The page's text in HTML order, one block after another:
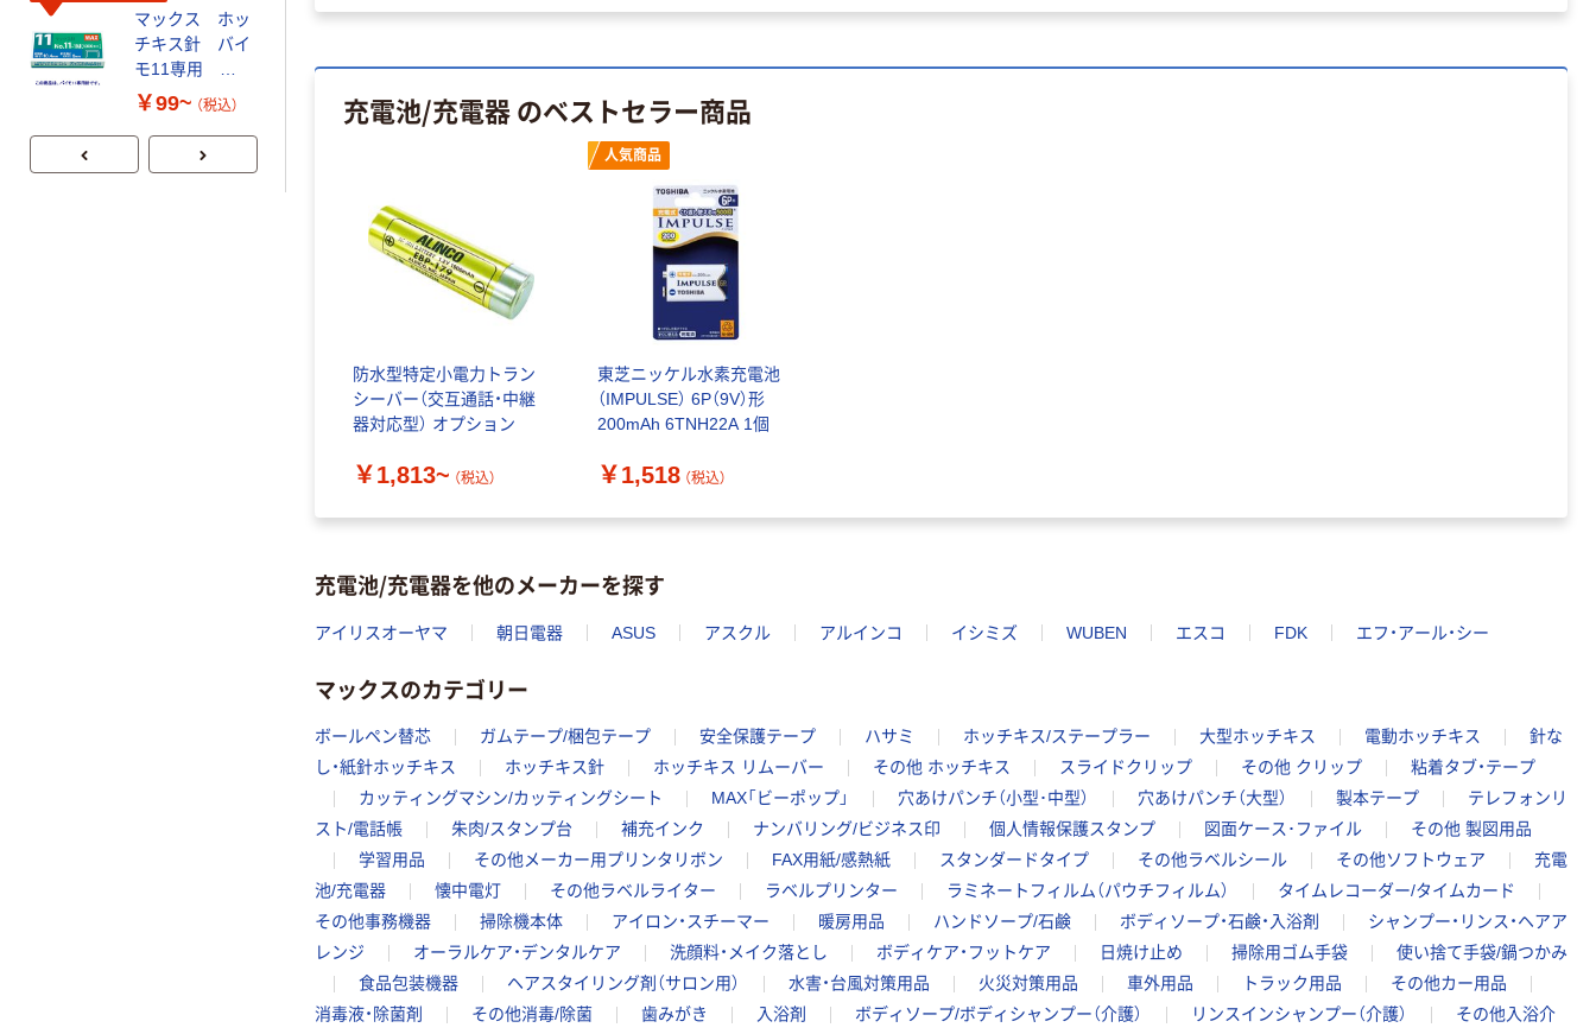
充電池/充電器 のベストセラー商品
防水型特定小電力トラン
シーバー（交互通話・中継
器対応型） オプション
￥1,813~ （税込）
人気商品
東芝ニッケル水素充電池
（IMPULSE） 6P（9V）形
200mAh 6TNH22A 1個
￥1,518 （税込）
充電池/充電器を他のメーカーを探す
アイリスオーヤマ 朝日電器 ASUS アスクル アルインコ イシミズ WUBEN エスコ FDK エフ・アール・シー
マックスのカテゴリー
ボールペン替芯 ガムテープ/梱包テープ 安全保護テープ ハサミ ホッチキス/ステープラー 大型ホッチキス 電動ホッチキス
針な
し・紙針ホッチキス
ホッチキス針 ホッチキス リムーバー その他 ホッチキス スライドクリップ その他 クリップ
粘着タブ・テープ
カッティングマシン/カッティングシート
MAX「ビーポップ」 穴あけパンチ（小型･中型） 穴あけパンチ（大型） 製本テープ
テレフォンリ
スト/電話帳
朱肉/スタンプ台 補充インク ナンバリング/ビジネス印 個人情報保護スタンプ 図面ケース･ファイル
その他 製図用品
学習用品
その他メーカー用プリンタリボン FAX用紙/感熱紙 スタンダードタイプ その他ラベルシール その他ソフトウェア
充電
池/充電器
懐中電灯 その他ラベルライター ラベルプリンター ラミネートフィルム（パウチフィルム）
タイムレコーダー/タイムカード
その他事務機器
掃除機本体 アイロン・スチーマー 暖房用品 ハンドソープ/石鹸 ボディソープ・石鹸・入浴剤
シャンプー・リンス・ヘアア
レンジ
オーラルケア・デンタルケア 洗顔料・メイク落とし ボディケア・フットケア 日焼け止め 掃除用ゴム手袋
使い捨て手袋/鍋つかみ
食品包装機器
ヘアスタイリング剤（サロン用） 水害・台風対策用品 火災対策用品 車外用品 トラック用品
その他カー用品
消毒液・除菌剤
その他消毒/除菌 歯みがき 入浴剤 ボディソープ/ボディシャンプー（介護） リンスインシャンプー（介護）
その他入浴介
マックス ホッ
チキス針 バイ
モ11専用
No.11-1M
￥99~ （税込）
マックス 収納
カミバコ
￥1,746~
（税込）
マックス 中と
ンチ コンパクト
マックス ホッ
モ11専用